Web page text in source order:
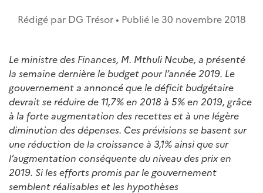
Rédigé par DG Trésor • Publié le 30 novembre 2018
Le ministre des Finances, M. Mthuli Ncube, a présenté
la semaine dernière le budget pour l’année 2019. Le
gouvernement a annoncé que le déficit budgétaire
devrait se réduire de 11,7% en 2018 à 5% en 2019, grâce
à la forte augmentation des recettes et à une légère
diminution des dépenses. Ces prévisions se basent sur
une réduction de la croissance à 3,1% ainsi que sur
l’augmentation conséquente du niveau des prix en
2019. Si les efforts promis par le gouvernement
semblent réalisables et les hypothèses